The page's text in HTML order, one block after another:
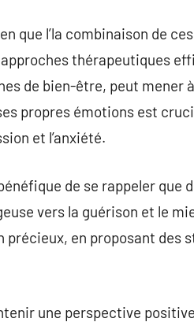
que l’la combinaison de
approches thérapeutiques
de bien-être, peut mener
propres émotions est
et l’anxiété.
de se rappeler que
vers la guérison et le
précieux, en proposant des
une perspective